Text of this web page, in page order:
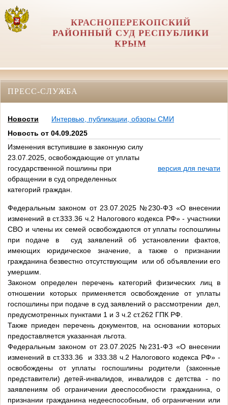
КРАСНОПЕРЕКОПСКИЙ
РАЙОННЫЙ СУД РЕСПУБЛИКИ
КРЫМ
ПРЕСС-СЛУЖБА
Новости
Интервью, публикации, обзоры СМИ
Новость от 04.09.2025
Изменения вступившие в законную силу
23.07.2025, освобождающие от уплаты
государственной пошлины при
обращении в суд определенных
категорий граждан.
версия для печати
Федеральным законом от 23.07.2025 №230-ФЗ «О внесении
изменений в ст.333.36 ч.2 Налогового кодекса РФ» - участники
СВО и члены их семей освобождаются от уплаты госпошлины
при подаче в суд заявлений об установлении фактов,
имеющих юридическое значение, а также о признании
гражданина безвестно отсутствующим или об объявлении его
умершим.
Законом определен перечень категорий физических лиц в
отношении которых применяется освобождение от уплаты
госпошлины при подаче в суд заявлений о рассмотрении дел,
предусмотренных пунктами 1 и 3 ч.2 ст.262 ГПК РФ.
Также приеден перечень документов, на основании которых
предоставляется указанная льгота.
Федеральным законом от 23.07.2025 №231-ФЗ «О внесении
изменений в ст.333.36 и 333.38 ч.2 Налогового кодекса РФ» -
освобождены от уплаты госпошлины родители (законные
представители) детей-инвалидов, инвалидов с детства - по
заявлениям об ограничении дееспособности гражданина, о
признании гражданина недееспособным, об ограничении или